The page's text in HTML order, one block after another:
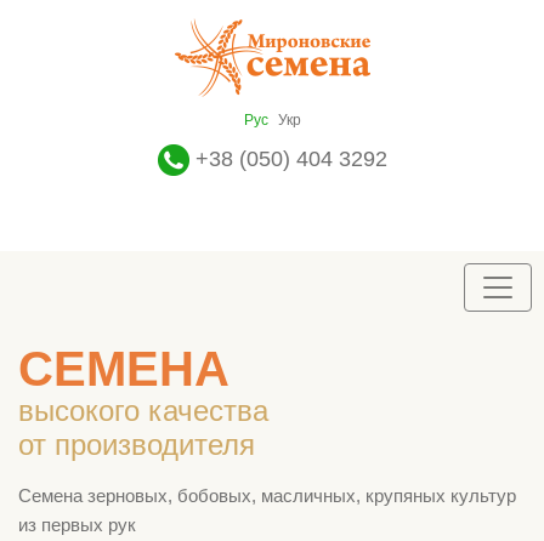
Рус Укр
+38 (050) 404 3292
СЕМЕНА
высокого качества
от производителя
Семена зерновых, бобовых, масличных, крупяных культур
из первых рук